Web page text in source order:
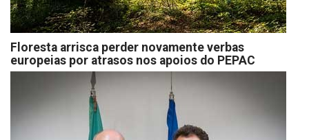
Floresta arrisca perder novamente verbas
europeias por atrasos nos apoios do PEPAC